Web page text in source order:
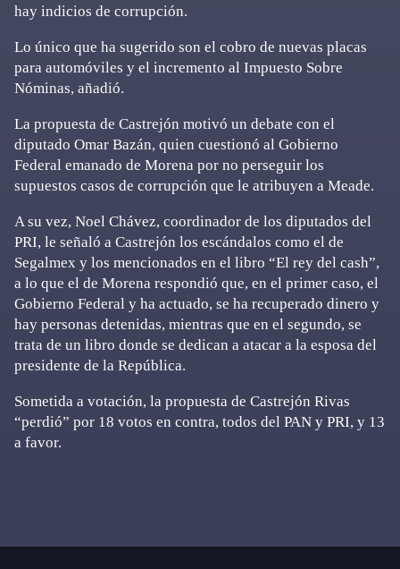
hay indicios de corrupción.
Lo único que ha sugerido son el cobro de nuevas placas
para automóviles y el incremento al Impuesto Sobre
Nóminas, añadió.
La propuesta de Castrejón motivó un debate con el
diputado Omar Bazán, quien cuestionó al Gobierno
Federal emanado de Morena por no perseguir los
supuestos casos de corrupción que le atribuyen a Meade.
A su vez, Noel Chávez, coordinador de los diputados del
PRI, le señaló a Castrejón los escándalos como el de
Segalmex y los mencionados en el libro “El rey del cash”,
a lo que el de Morena respondió que, en el primer caso, el
Gobierno Federal y ha actuado, se ha recuperado dinero y
hay personas detenidas, mientras que en el segundo, se
trata de un libro donde se dedican a atacar a la esposa del
presidente de la República.
Sometida a votación, la propuesta de Castrejón Rivas
“perdió” por 18 votos en contra, todos del PAN y PRI, y 13
a favor.